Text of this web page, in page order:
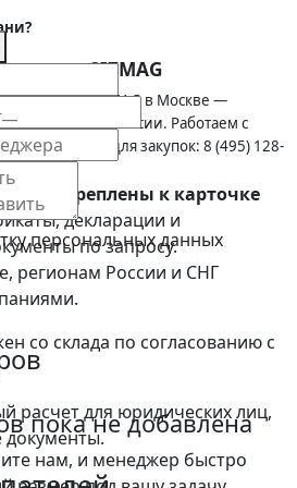
в SIZMAG
на складе SIZMAG в Москве —
по всей России. Работаем с
документы для закупок: 8 (495) 128-
прикреплены к карточке
декларации и
по запросу.
регионам России и СНГ
со склада по согласованию с
расчет для юридических лиц,
персональных данных
пока не добавлена
нам, и менеджер быстро